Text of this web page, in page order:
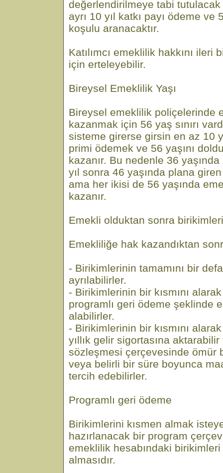
değerlendirilmeye tabi tutulacak
ayrı 10 yıl katkı payı ödeme ve
koşulu aranacaktır.
Katılımcı emeklilik hakkını ileri
için erteleyebilir.
Bireysel Emeklilik Yaşı
Bireysel emeklilik poliçelerinde
kazanmak için 56 yaş sınırı
sisteme girerse girsin en az 10
primi ödemek ve 56 yaşını
kazanır. Bu nedenle 36
yıl sonra 46 yaşında plana
ama her ikisi de 56 yaşında
kazanır.
Emekli olduktan sonra
Emekliliğe hak kazandıktan
- Birikimlerinin tamamını bir
ayrılabilirler.
- Birikimlerinin bir kısmını
programlı geri ödeme şeklinde
alabilirler.
- Birikimlerinin bir kısmını
yıllık gelir sigortasına aktarabilir
sözleşmesi çerçevesinde ömür
veya belirli bir süre boyunca
tercih edebilirler.
Programlı geri ödeme
Birikimlerini kısmen almak
hazırlanacak bir program
emeklilik hesabındaki birikimleri
almasıdır.